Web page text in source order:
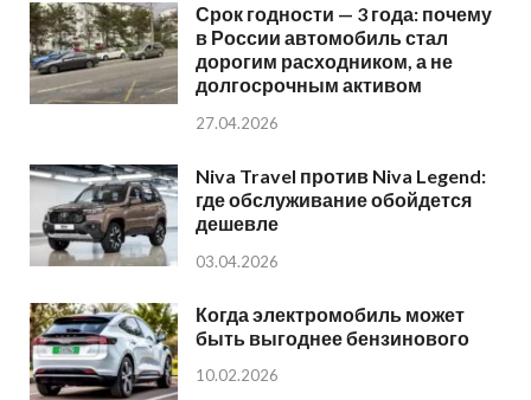
Срок годности — 3 года: почему
в России автомобиль стал
дорогим расходником, а не
долгосрочным активом
27.04.2026
Niva Travel против Niva Legend:
где обслуживание обойдется
дешевле
03.04.2026
Когда электромобиль может
быть выгоднее бензинового
10.02.2026